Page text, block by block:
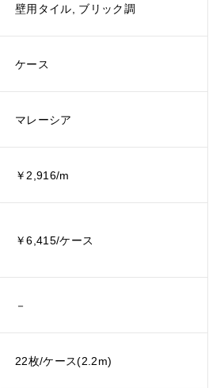
壁用タイル, ブリック調
ケース
マレーシア
￥2,916/m
￥6,415/ケース
－
22枚/ケース(2.2m)